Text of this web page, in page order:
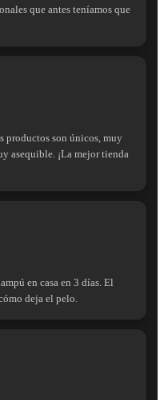
que antes teníamos que
productos son únicos, muy
asequible. ¡La mejor tienda
en casa en 3 días. El
deja el pelo.